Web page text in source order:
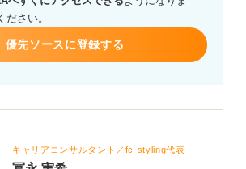
さい。
優先ソースに登録する
キャリアコンサルタント／fc-styling代表